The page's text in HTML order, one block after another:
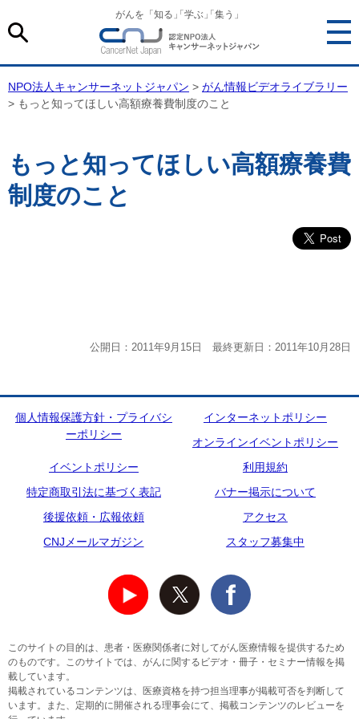
がんを「知る 「学ぶ 「集う」
NPO法人キャンサーネットジャパン > がん情報ビデオライブラリー
> もっと知ってほしい高額療養費制度のこと
もっと知ってほしい高額療養費
制度のこと
公開日：2011年9月15日 最終更新日：2011年10月28日
個人情報保護方針・プライバシ
ーポリシー
インターネットポリシー
オンラインイベントポリシー
イベントポリシー
利用規約
特定商取引法に基づく表記
バナー掲示について
後援依頼・広報依頼
アクセス
CNJメールマガジン
スタッフ募集中
このサイトの目的は、患者・医療関係者に対してがん医療情報を提供するため
のものです。このサイトでは、がんに関するビデオ・冊子・セミナー情報を掲
載しています。
掲載されているコンテンツは、医療資格を持つ担当理事が掲載可否を判断して
います。また、定期的に開催される理事会にて、掲載コンテンツのレビューを